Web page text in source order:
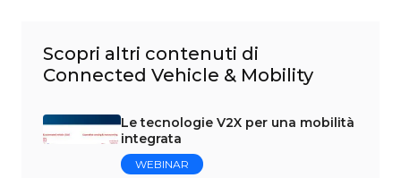
Scopri altri contenuti di
Connected Vehicle & Mobility
Le tecnologie V2X per una mobilità
integrata
WEBINAR